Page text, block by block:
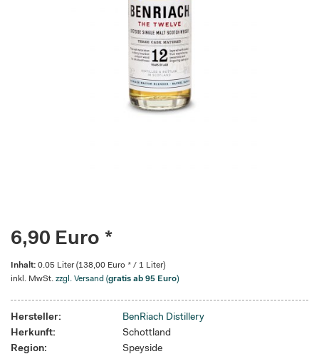
6,90 Euro *
Inhalt: 0.05 Liter (138,00 Euro * / 1 Liter)
inkl. MwSt. zzgl. Versand (gratis ab 95 Euro)
Hersteller:
BenRiach Distillery
Herkunft:
Schottland
Region:
Speyside